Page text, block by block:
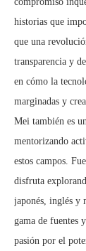
historias que
que una
transparencia y
en cómo la
marginadas y
Mei también es
mentorizando
estos campos.
disfruta
japonés, inglés y
gama de fuentes
pasión por el